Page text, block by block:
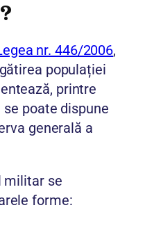
nr. 446/2006,
populației
printre
poate dispune
generală a
militar se
forme: